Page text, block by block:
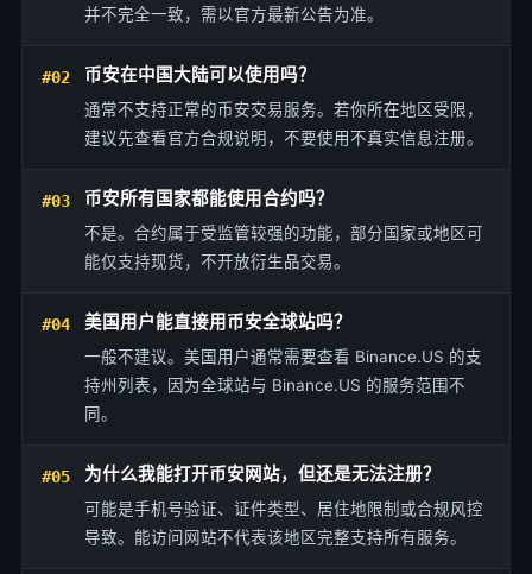
并不完全一致，需以官方最新公告为准。
#02 币安在中国大陆可以使用吗？
通常不支持正常的币安交易服务。若你所在地区受限，
建议先查看官方合规说明，不要使用不真实信息注册。
#03 币安所有国家都能使用合约吗？
不是。合约属于受监管较强的功能，部分国家或地区可
能仅支持现货，不开放衍生品交易。
#04 美国用户能直接用币安全球站吗？
一般不建议。美国用户通常需要查看 Binance.US 的支
持州列表，因为全球站与 Binance.US 的服务范围不
同。
#05 为什么我能打开币安网站，但还是无法注册？
可能是手机号验证、证件类型、居住地限制或合规风控
导致。能访问网站不代表该地区完整支持所有服务。